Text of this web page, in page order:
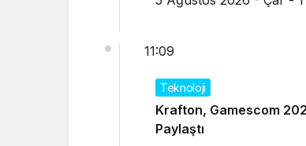
11:09
Teknoloji
Krafton, Gamescom
Paylaştı